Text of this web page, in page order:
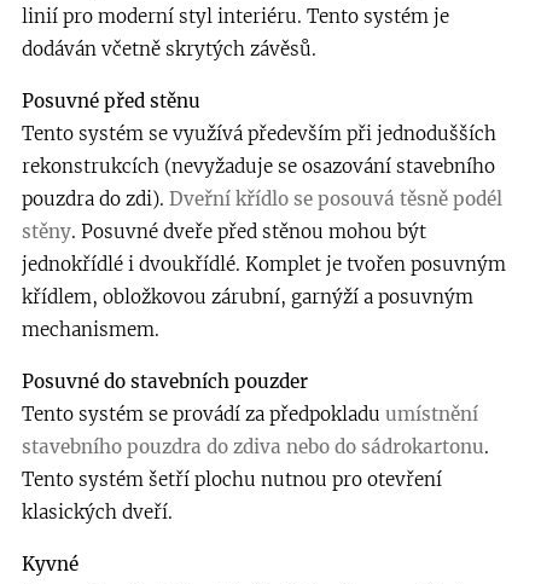
linií pro moderní styl interiéru. Tento systém je
dodáván včetně skrytých závěsů.
Posuvné před stěnu
Tento systém se využívá především při jednodušších
rekonstrukcích (nevyžaduje se osazování stavebního
pouzdra do zdi). Dveřní křídlo se posouvá těsně podél
stěny. Posuvné dveře před stěnou mohou být
jednokřídlé i dvoukřídlé. Komplet je tvořen posuvným
křídlem, obložkovou zárubní, garnýží a posuvným
mechanismem.
Posuvné do stavebních pouzder
Tento systém se provádí za předpokladu umístnění
stavebního pouzdra do zdiva nebo do sádrokartonu.
Tento systém šetří plochu nutnou pro otevření
klasických dveří.
Kyvné